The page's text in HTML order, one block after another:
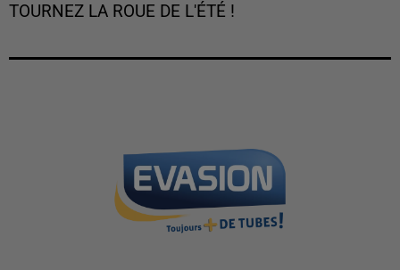
TOURNEZ LA ROUE DE L'ÉTÉ !